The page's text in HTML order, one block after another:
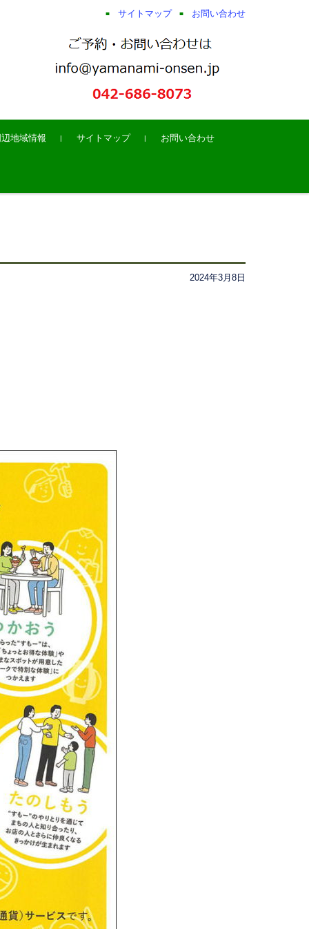
サイトマップ お問い合わせ
地域情報 サイトマップ お問い合わせ
2024年3月8日